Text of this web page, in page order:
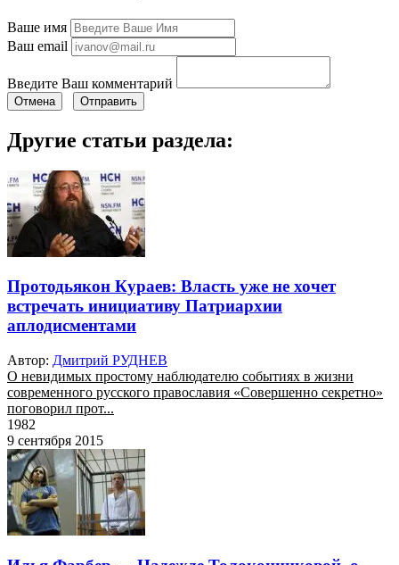
Ваше имя
Ваш email
Введите Ваш комментарий
Отмена Отправить
Другие статьи раздела:
Протодьякон Кураев: Власть уже не хочет
встречать инициативу Патриархии
аплодисментами
Автор: Дмитрий РУДНЕВ
О невидимых простому наблюдателю событиях в жизни
современного русского православия «Совершенно секретно»
поговорил прот...
1982
9 сентября 2015